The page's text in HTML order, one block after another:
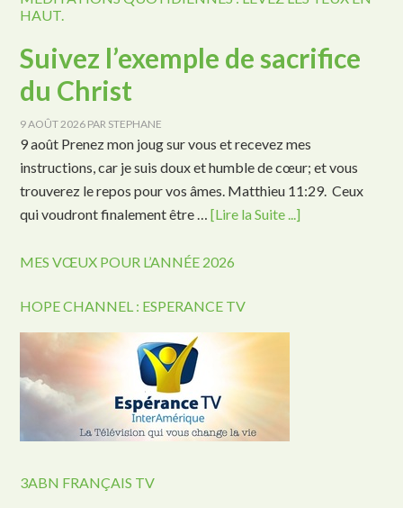
HAUT.
Suivez l’exemple de sacrifice
du Christ
9 AOÛT 2026 PAR STEPHANE
9 août Prenez mon joug sur vous et recevez mes
instructions, car je suis doux et humble de cœur; et vous
trouverez le repos pour vos âmes. Matthieu 11:29. Ceux
qui voudront finalement être …[Lire la Suite ...]
MES VŒUX POUR L’ANNÉE 2026
HOPE CHANNEL : ESPERANCE TV
3ABN FRANÇAIS TV